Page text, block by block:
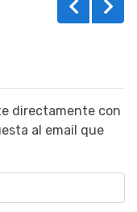
directamente con
al email que